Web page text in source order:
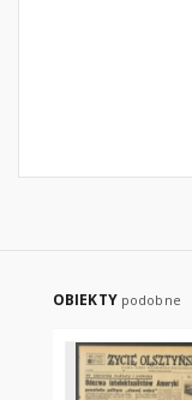
OBIEKTY podobne